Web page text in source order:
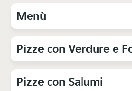
Menù
Pizze con Verdure e
Pizze con Salumi